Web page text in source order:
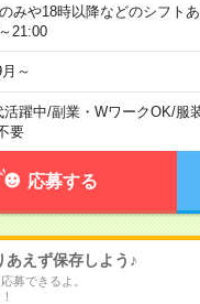
のみや18時以降などのシフ
21:00
～
活躍中/副業・WワークOK/服
要
応募する
あえず保存しよう♪
募できるよ。